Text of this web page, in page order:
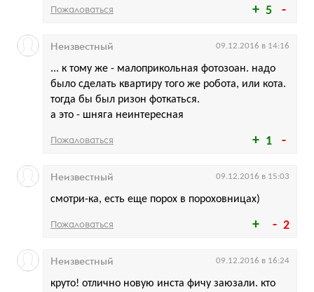
5
Пожаловаться
1
... к тому же - малоприкольная фотозоан. надо
было сделать квартиру того же робота, или кота.
тогда бы был ризон фоткаться.
а это - шняга неинтересная
Неизвестный 09.12.2016 в 14:16
Пожаловаться
2
смотри-ка, есть еще порох в пороховницах)
Неизвестный 09.12.2016 в 15:03
Пожаловаться
круто! отлично новую инста фичу заюзали. кто
Неизвестный 09.12.2016 в 16:24